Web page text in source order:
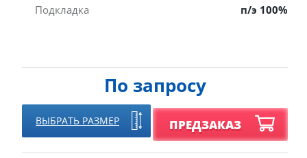
Подкладка
п/э 100%
По запросу
ВЫБРАТЬ РАЗМЕР ПРЕДЗАКАЗ